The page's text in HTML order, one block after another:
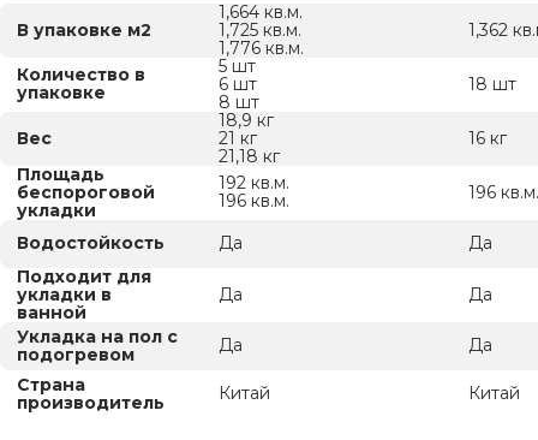
В упаковке м2
1,664 кв.м.
1,725 кв.м.
1,776 кв.м.
1,362
Количество в
упаковке
5 шт
6 шт
8 шт
18 шт
Вес
18,9 кг
21 кг
21,18 кг
16 кг
Площадь
беспороговой
укладки
192 кв.м.
196 кв.м.
196 кв.м.
Водостойкость Да
Да
Подходит для
укладки в
ванной
Да
Да
Укладка на пол c
подогревом
Да
Да
Страна
производитель
Китай Китай